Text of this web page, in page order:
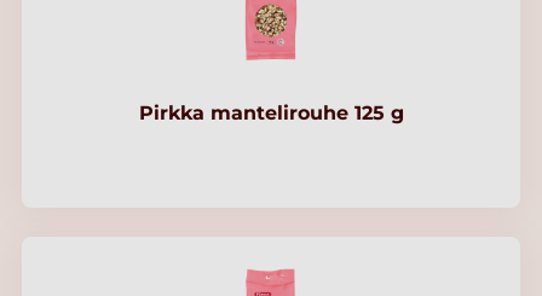
Pirkka mantelirouhe 125 g